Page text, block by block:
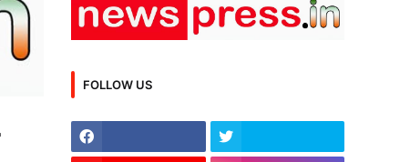
FOLLOW US